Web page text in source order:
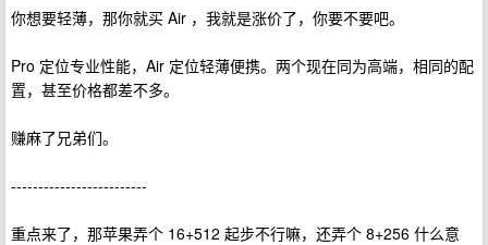
你想要轻薄，那你就买 Air ，我就是涨价了，你要不要吧。
Pro 定位专业性能，Air 定位轻薄便携。两个现在同为高端，相同的配
置，甚至价格都差不多。
赚麻了兄弟们。
-------------------------
重点来了，那苹果弄个 16+512 起步不行嘛，还弄个 8+256 什么意